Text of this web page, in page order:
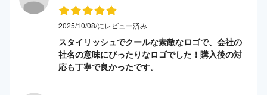
2025/10/08/にレビュー済み
スタイリッシュでクールな素敵なロゴで、会社の
社名の意味にぴったりなロゴでした！購入後の対
応も丁寧で良かったです。